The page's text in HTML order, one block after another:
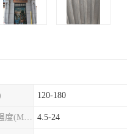
120-180
圆柱劈裂抗拉强度(MPa) 4.5-24